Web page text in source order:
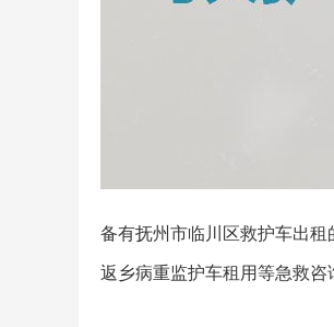
备有抚州市临川区救护车出
返乡病重监护车租用等急救